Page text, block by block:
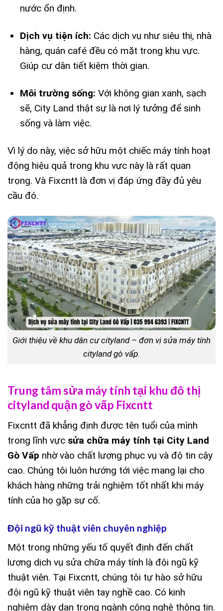
nước ổn định.
Dịch vụ tiện ích: Các dịch vụ như siêu thị, nhà
hàng, quán café đều có mặt trong khu vực.
Giúp cư dân tiết kiệm thời gian.
Môi trường sống: Với không gian xanh, sạch
sẽ, City Land thật sự là nơi lý tưởng để sinh
sống và làm việc.
Vì lý do này, việc sở hữu một chiếc máy tính hoạt
động hiệu quả trong khu vực này là rất quan
trọng. Và Fixcntt là đơn vị đáp ứng đầy đủ yêu
cầu đó.
Giới thiệu về khu dân cư cityland – đơn vị sửa máy tính
cityland gò vấp.
Trung tâm sửa máy tính tại khu đô thị
cityland quận gò vấp Fixcntt
Fixcntt đã khẳng định được tên tuổi của mình
trong lĩnh vực sửa chữa máy tính tại City Land
Gò Vấp nhờ vào chất lượng phục vụ và độ tin cậy
cao. Chúng tôi luôn hướng tới việc mang lại cho
khách hàng những trải nghiệm tốt nhất khi máy
tính của họ gặp sự cố.
Đội ngũ kỹ thuật viên chuyên nghiệp
Một trong những yếu tố quyết định đến chất
lượng dịch vụ sửa chữa máy tính là đội ngũ kỹ
thuật viên. Tại Fixcntt, chúng tôi tự hào sở hữu
đội ngũ kỹ thuật viên tay nghề cao. Có kinh
nghiệm dày dạn trong ngành công nghệ thông tin.